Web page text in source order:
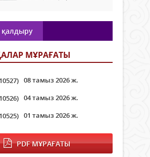
қалдыру
МҰРАҒАТЫ
08 тамыз 2026 ж.
04 тамыз 2026 ж.
01 тамыз 2026 ж.
PDF МҰРАҒАТЫ